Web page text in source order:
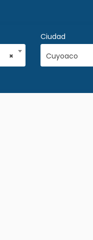
×
Ciudad
Cuyoaco